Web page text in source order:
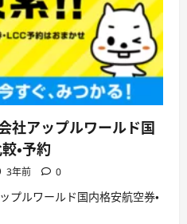
社アップルワールド国
・予約
3年前 0
プルワールド国内格安航空券・